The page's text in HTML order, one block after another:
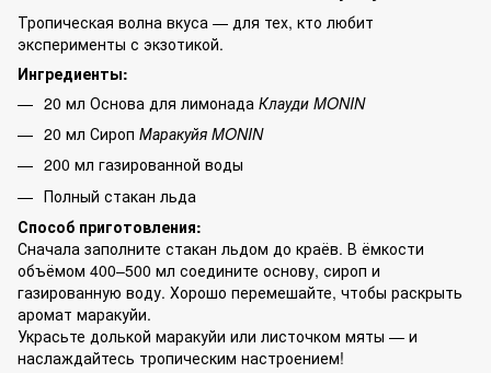
Тропическая волна вкуса — для тех, кто любит
эксперименты с экзотикой.
Ингредиенты:
20 мл Основа для лимонада Клауди MONIN
20 мл Сироп Маракуйя MONIN
200 мл газированной воды
Полный стакан льда
Способ приготовления:
Сначала заполните стакан льдом до краёв. В ёмкости
объёмом 400–500 мл соедините основу, сироп и
газированную воду. Хорошо перемешайте, чтобы раскрыть
аромат маракуйи.
Украсьте долькой маракуйи или листочком мяты — и
наслаждайтесь тропическим настроением!